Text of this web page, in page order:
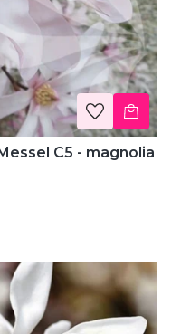
C5 - magnolia